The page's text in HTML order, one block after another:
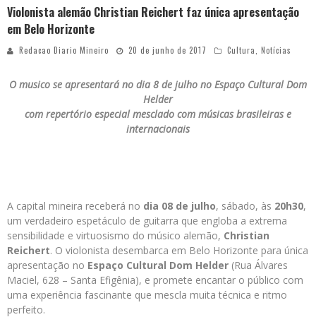
Violonista alemão Christian Reichert faz única apresentação
em Belo Horizonte
Redacao Diario Mineiro 20 de junho de 2017 Cultura Notícias
O musico se apresentará no dia 8 de julho no Espaço Cultural Dom
Helder
com repertório especial mesclado com músicas brasileiras e
internacionais
A capital mineira receberá no dia 08 de julho, sábado, às 20h30,
um verdadeiro espetáculo de guitarra que engloba a extrema
sensibilidade e virtuosismo do músico alemão, Christian
Reichert. O violonista desembarca em Belo Horizonte para única
apresentação no Espaço Cultural Dom Helder (Rua Álvares
Maciel, 628 – Santa Efigênia), e promete encantar o público com
uma experiência fascinante que mescla muita técnica e ritmo
perfeito.